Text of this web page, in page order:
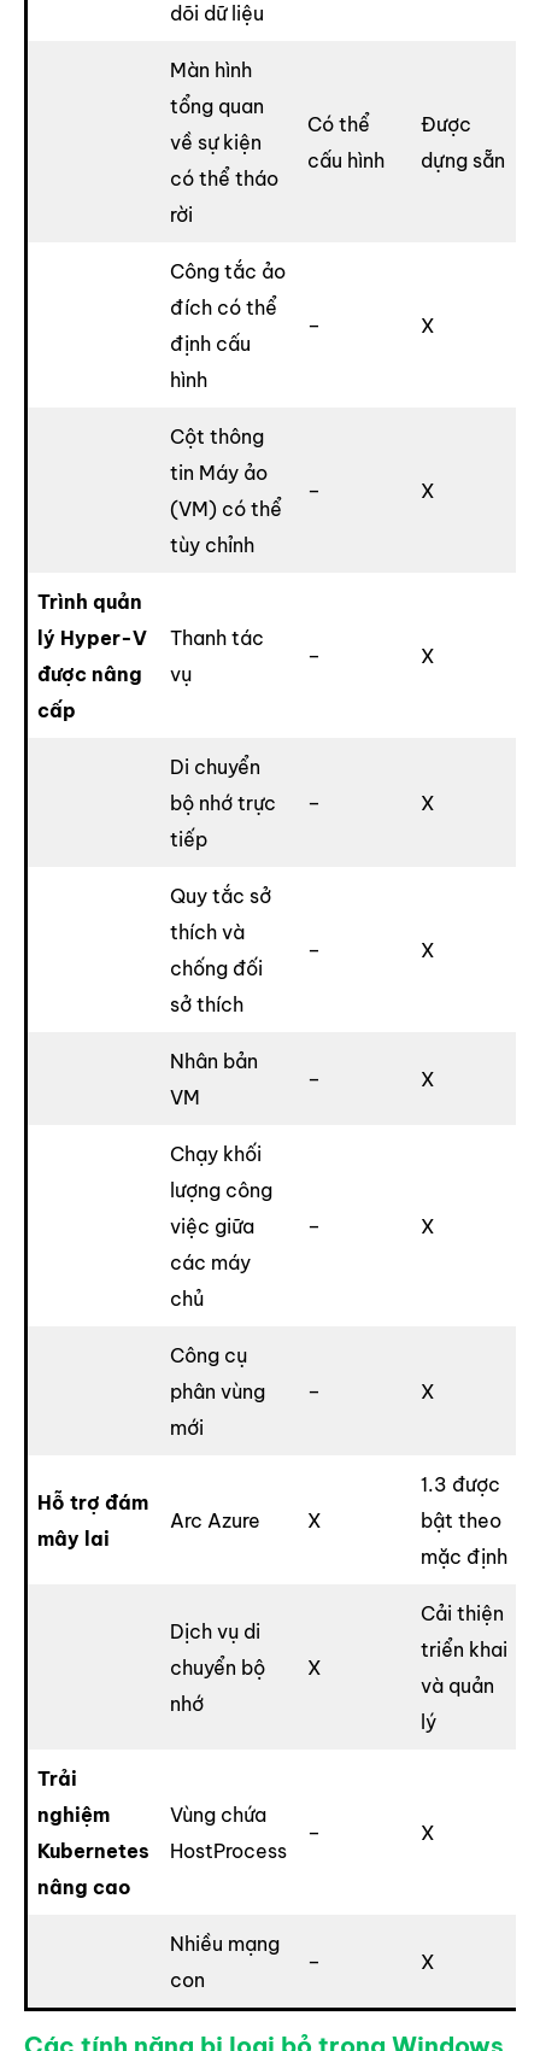
dõi dữ liệu
Màn hình
tổng quan
về sự kiện
có thể tháo
rời
Có thể
cấu hình
Được
dựng sẵn
Công tắc ảo
đích có thể
định cấu
hình
– X
Cột thông
tin Máy ảo
(VM) có thể
tùy chỉnh
– X
Trình quản
lý Hyper-V
được nâng
cấp
Thanh tác
vụ
– X
Di chuyển
bộ nhớ trực
tiếp
– X
Quy tắc sở
thích và
chống đối
sở thích
– X
Nhân bản
VM
– X
Chạy khối
lượng công
việc giữa
các máy
chủ
– X
Công cụ
phân vùng
mới
– X
Hỗ trợ đám
mây lai
Arc Azure X
1.3 được
bật theo
mặc định
Dịch vụ di
chuyển bộ
nhớ
X
Cải thiện
triển khai
và quản
lý
Trải
nghiệm
Kubernetes
nâng cao
Vùng chứa
HostProcess
– X
Nhiều mạng
con
– X